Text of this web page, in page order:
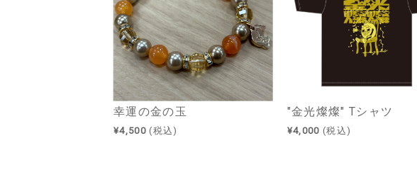
幸運の金の玉
¥4,500 (税込)
"金光燦燦" Tシャツ
¥4,000 (税込)